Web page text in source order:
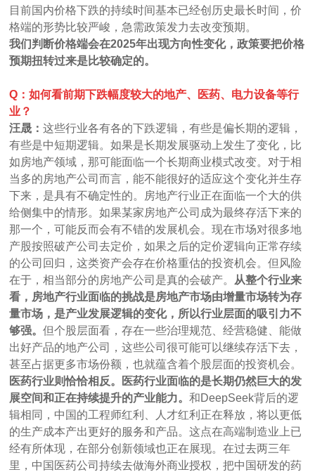
目前国内价格下跌的持续时间基本已经创历史最长时间，价
格端的形势比较严峻，急需政策发力去改变预期。
我们判断价格端会在2025年出现方向性变化，政策要把价格
预期扭转过来是比较确定的。
Q：如何看前期下跌幅度较大的地产、医药、电力设备等行
业？
汪晟：这些行业各有各的下跌逻辑，有些是偏长期的逻辑，
有些是中短期逻辑。如果是长期发展驱动上发生了变化，比
如房地产领域，那可能面临一个长期商业模式改变。对于相
当多的房地产公司而言，能不能很好的适应这个变化并生存
下来，是具有不确定性的。房地产行业正在面临一个大的供
给侧集中的情形。如果某家房地产公司成为最终存活下来的
那一个，可能反而会有不错的发展机会。现在市场对很多地
产股按照破产公司去定价，如果之后的定价逻辑向正常存续
的公司回归，这类资产会存在价格重估的投资机会。但风险
在于，相当部分的房地产公司是真的会破产。 从整个行业来
看，房地产行业面临的挑战是房地产市场由增量市场转为存
量市场，是产业发展逻辑的变化，所以行业层面的吸引力不
够强。但个股层面看，存在一些治理规范、经营稳健、能做
出好产品的地产公司，这些公司很可能可以继续存活下去，
甚至占据更多市场份额，也就蕴含着个股层面的投资机会。
医药行业则恰恰相反。医药行业面临的是长期仍然巨大的发
展空间和正在持续提升的产业能力。和DeepSeek背后的逻
辑相同，中国的工程师红利、人才红利正在释放，将以更低
的生产成本产出更好的服务和产品。这点在高端制造业上已
经有所体现，在部分创新领域也正在展现。在过去两三年
里，中国医药公司持续去做海外商业授权，把中国研发的药